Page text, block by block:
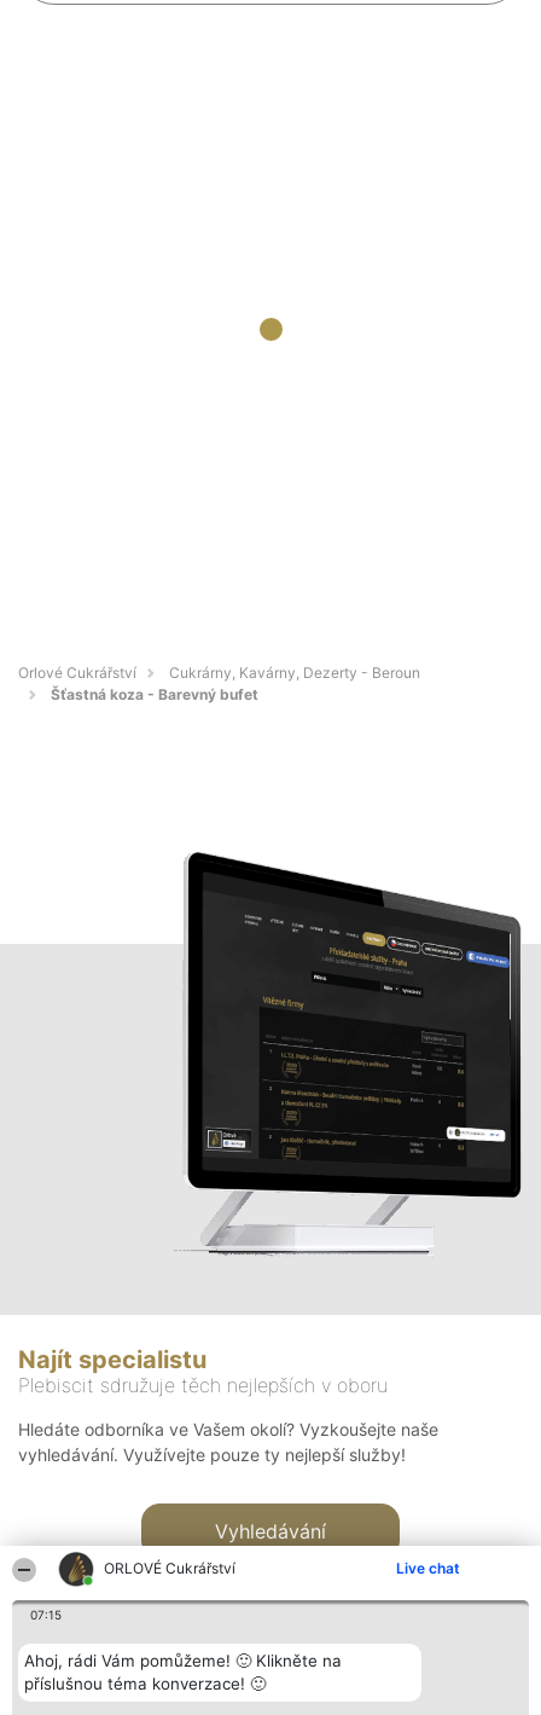
ORLOVÉ Cukrářství Live chat
07:15
Ahoj, rádi Vám pomůžeme! 🙂 Klikněte na
příslušnou téma konverzace! 🙂
Orlové Cukrářství
Cukrárny, Kavárny, Dezerty - Beroun
Šťastná koza - Barevný bufet
Najít specialistu
Plebiscit sdružuje těch nejlepších v oboru
Hledáte odborníka ve Vašem okolí? Vyzkoušejte naše
vyhledávání. Využívejte pouze ty nejlepší služby!
Vyhledávání